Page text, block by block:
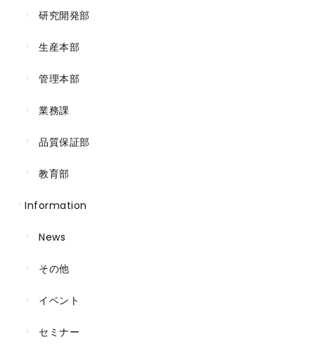
研究開発部
生産本部
管理本部
業務課
品質保証部
教育部
Information
News
その他
イベント
セミナー